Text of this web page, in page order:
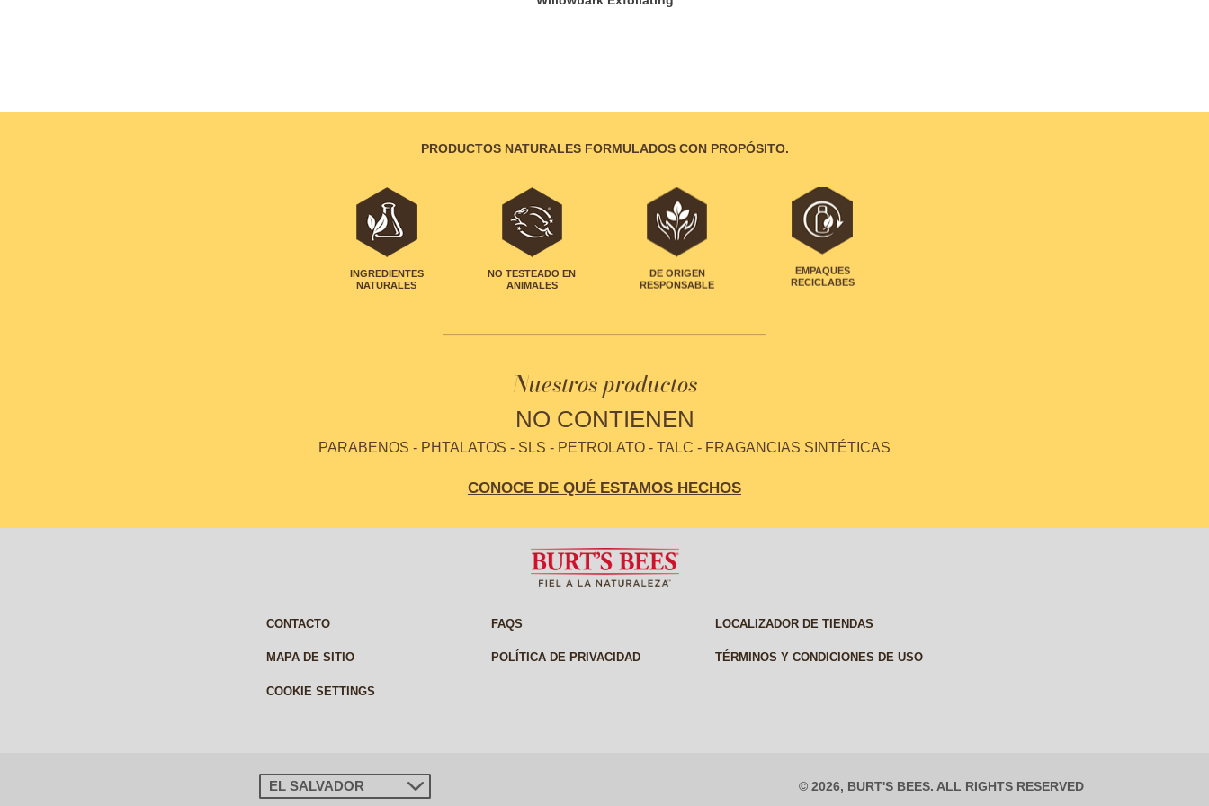
PRODUCTOS NATURALES FORMULADOS CON PROPÓSITO.
INGREDIENTES
NATURALES
NO TESTEADO EN
ANIMALES
DE ORIGEN
RESPONSABLE
EMPAQUES
RECICLABES
Nuestros productos
NO CONTIENEN
PARABENOS - PHTALATOS - SLS - PETROLATO - TALC - FRAGANCIAS SINTÉTICAS
CONOCE DE QUÉ ESTAMOS HECHOS
CONTACTO FAQS LOCALIZADOR DE TIENDAS
MAPA DE SITIO POLÍTICA DE PRIVACIDAD TÉRMINOS Y CONDICIONES DE USO
COOKIE SETTINGS
EL SALVADOR © 2026, BURT'S BEES. ALL RIGHTS RESERVED